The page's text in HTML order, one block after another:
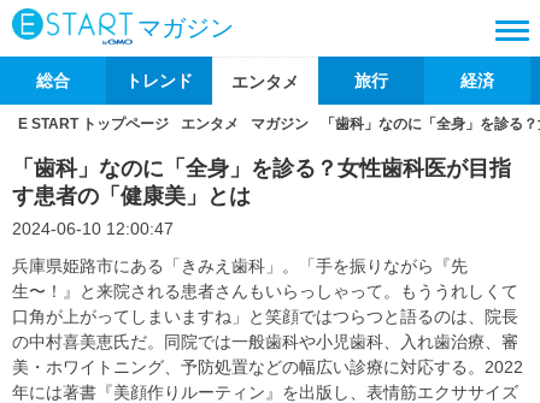
マガジン
総合 トレンド エンタメ 旅行 経済
E START トップページ エンタメ マガジン 「歯科」なのに「全身」を診る
「歯科」なのに「全身」を診る？女性歯科医が目指
す患者の「健康美」とは
2024-06-10 12:00:47
兵庫県姫路市にある「きみえ歯科」。「手を振りながら『先
生〜！』と来院される患者さんもいらっしゃって。もううれしくて
口角が上がってしまいますね」と笑顔ではつらつと語るのは、院長
の中村喜美恵氏だ。同院では一般歯科や小児歯科、入れ歯治療、審
美・ホワイトニング、予防処置などの幅広い診療に対応する。2022
年には著書『美顔作りルーティン』を出版し、表情筋エクササイズ